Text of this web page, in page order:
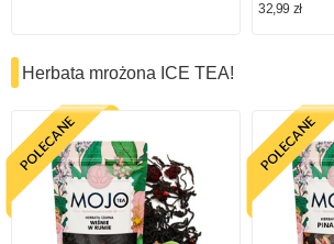
32,99 zł
Herbata mrożona ICE TEA!